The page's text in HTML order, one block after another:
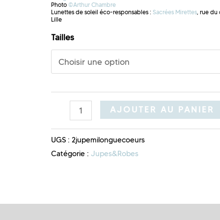
Photo©Arthur Chambre
Lunettes de soleil éco-responsables : Sacrées Mirettes, rue du
Lille
Tailles
AJOUTER AU PANIER
UGS : 2jupemilonguecoeurs
Catégorie :Jupes&Robes